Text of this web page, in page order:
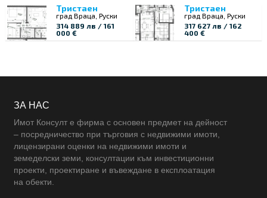
Тристаен
град Враца, Руски
314 889 лв / 161
000 €
Тристаен
град Враца, Руски
317 627 лв / 162
400 €
ЗА НАС
Имот Консулт е фирма с основен предмет на дейност
– посредничество при търговия с недвижими имоти,
лицензирани оценки на недвижими имоти и
земеделски земи, консултации към инвестиционни
проекти, проектиране и въвеждане в експлоатация
на обекти.